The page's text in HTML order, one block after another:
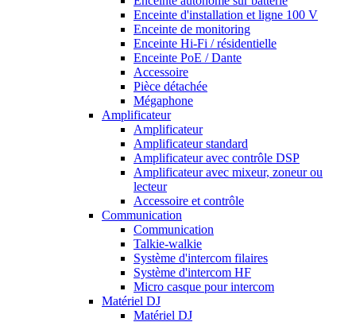
Enceinte d'installation et ligne 100 V
Enceinte de monitoring
Enceinte Hi-Fi / résidentielle
Enceinte PoE / Dante
Accessoire
Pièce détachée
Mégaphone
Amplificateur
Amplificateur
Amplificateur standard
Amplificateur avec contrôle DSP
Amplificateur avec mixeur, zoneur ou
lecteur
Accessoire et contrôle
Communication
Communication
Talkie-walkie
Système d'intercom filaires
Système d'intercom HF
Micro casque pour intercom
Matériel DJ
Matériel DJ